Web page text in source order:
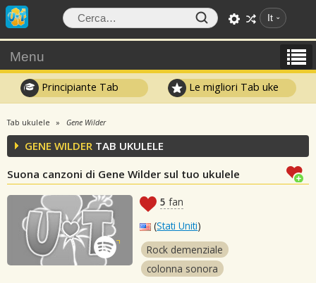
It
Menu
Principiante Tab Le migliori Tab uke
Tab ukulele Gene Wilder
GENE WILDER TAB UKULELE
Suona canzoni di Gene Wilder sul tuo ukulele
5 fan
(Stati Uniti)
Rock demenziale
colonna sonora